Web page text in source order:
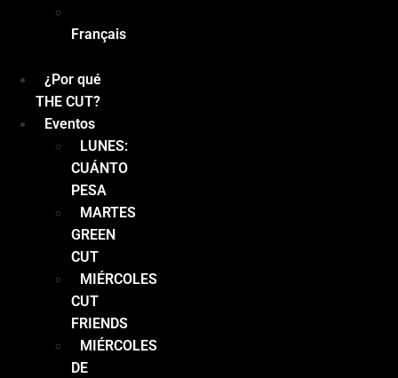
Français
¿Por qué
THE CUT?
Eventos
LUNES:
CUÁNTO
PESA
MARTES
GREEN
CUT
MIÉRCOLES
CUT
FRIENDS
MIÉRCOLES
DE